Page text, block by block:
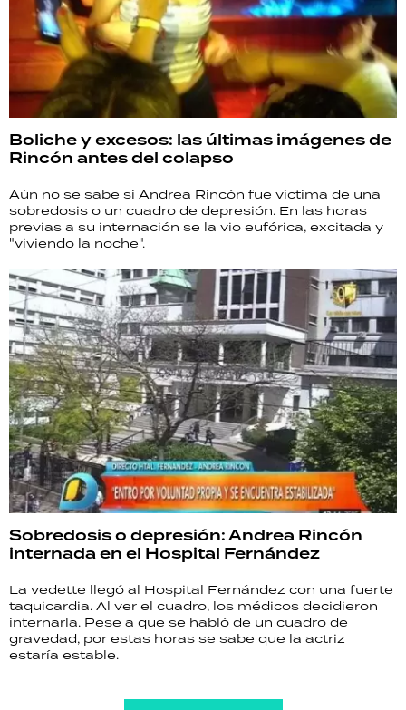
Boliche y excesos: las últimas imágenes de
Rincón antes del colapso
Aún no se sabe si Andrea Rincón fue víctima de una
sobredosis o un cuadro de depresión. En las horas
previas a su internación se la vio eufórica, excitada y
"viviendo la noche".
Sobredosis o depresión: Andrea Rincón
internada en el Hospital Fernández
La vedette llegó al Hospital Fernández con una fuerte
taquicardia. Al ver el cuadro, los médicos decidieron
internarla. Pese a que se habló de un cuadro de
gravedad, por estas horas se sabe que la actriz
estaría estable.